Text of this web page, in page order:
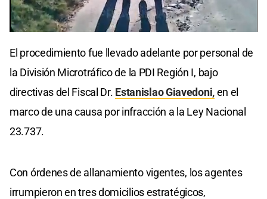
of
seconds
El procedimiento fue llevado adelante por personal de
la División Microtráfico de la PDI Región I, bajo
directivas del Fiscal Dr. Estanislao Giavedoni,en el
marco de una causa por infracción a la Ley Nacional
23.737.
Con órdenes de allanamiento vigentes, los agentes
irrumpieron en tres domicilios estratégicos,